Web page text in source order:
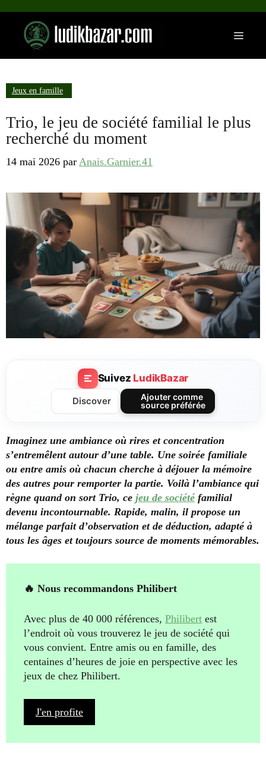
contenu
Menu
Jeux en famille
Trio, le jeu de société familial le plus
recherché du moment
14 mai 2026 par Anais.Garnier.41
Suivez LudikBazar
Discover
Ajouter comme
source préférée
Imaginez une ambiance où rires et concentration
s’entremêlent autour d’une table. Une soirée familiale
ou entre amis où chacun cherche à déjouer la mémoire
des autres pour remporter la partie. Voilà l’ambiance qui
règne quand on sort Trio, ce jeu de sociétéfamilial
devenu incontournable. Rapide, malin, il propose un
mélange parfait d’observation et de déduction, adapté à
tous les âges et toujours source de moments mémorables.
🔥 Nous recommandons Philibert
Avec plus de 40 000 références, Philibert est
l’endroit où vous trouverez le jeu de société qui
vous convient. Entre amis ou en famille, des
centaines d’heures de joie en perspective avec les
jeux de chez Philibert.
J'en profite